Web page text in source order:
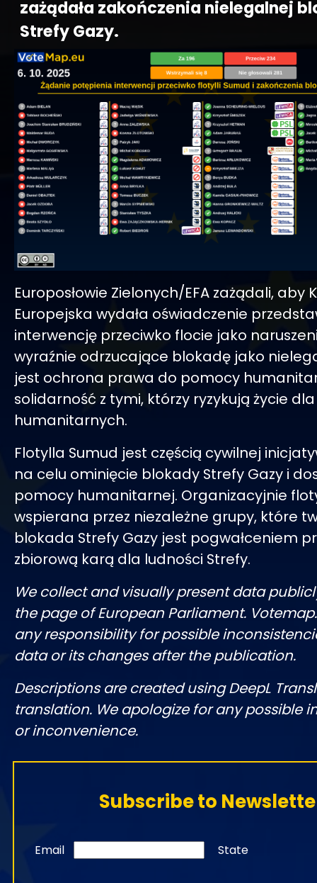
zażądała zakończenia nielegalnej
Strefy Gazy.
Europosłowie Zielonych/EFA zażądali, aby
Europejska wydała oświadczenie
interwencję przeciwko flocie jako
wyraźnie odrzucające blokadę jako
jest ochrona prawa do pomocy
solidarność z tymi, którzy ryzykują życie dla
humanitarnych.
Flotylla Sumud jest częścią cywilnej
na celu ominięcie blokady Strefy Gazy i
pomocy humanitarnej. Organizacyjnie
wspierana przez niezależne grupy, które
blokada Strefy Gazy jest pogwałceniem
zbiorową karą dla ludności Strefy.
We collect and visually present data
the page of European Parliament.
any responsibility for possible
data or its changes after the publication.
Descriptions are created using DeepL
translation. We apologize for any possible
or inconvenience.
Subscribe to
Email State